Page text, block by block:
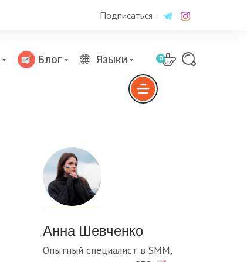
Подписаться:
Блог Языки 0
Анна Шевченко
Опытный специалист в SMM,